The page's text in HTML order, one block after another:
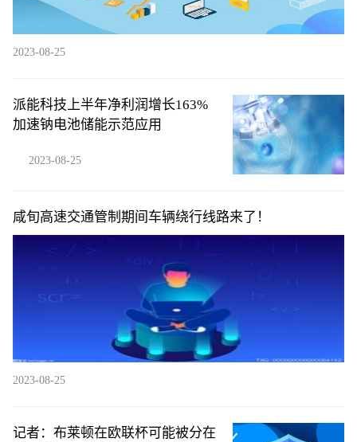
2023-08-25
派能科技上半年净利润增长163%
加速钠电池储能示范应用
2023-08-25
咸旬高速交通管制期间车辆绕行线路来了！
2023-08-25
记者：布莱顿在欧联杯可能被分在